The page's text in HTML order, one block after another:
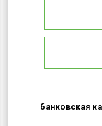
банковская